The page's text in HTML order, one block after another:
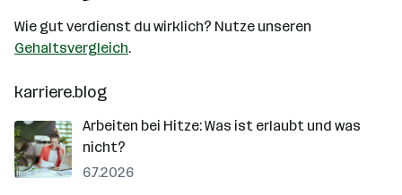
Wie gut verdienst du wirklich? Nutze unseren
Gehaltsvergleich.
karriere.blog
Arbeiten bei Hitze: Was ist erlaubt und was
nicht?
6.7.2026